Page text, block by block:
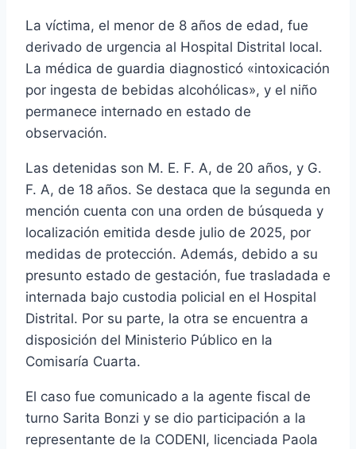
La víctima, el menor de 8 años de edad, fue
derivado de urgencia al Hospital Distrital local.
La médica de guardia diagnosticó «intoxicación
por ingesta de bebidas alcohólicas», y el niño
permanece internado en estado de
observación.
Las detenidas son M. E. F. A, de 20 años, y G.
F. A, de 18 años. Se destaca que la segunda en
mención cuenta con una orden de búsqueda y
localización emitida desde julio de 2025, por
medidas de protección. Además, debido a su
presunto estado de gestación, fue trasladada e
internada bajo custodia policial en el Hospital
Distrital. Por su parte, la otra se encuentra a
disposición del Ministerio Público en la
Comisaría Cuarta.
El caso fue comunicado a la agente fiscal de
turno Sarita Bonzi y se dio participación a la
representante de la CODENI, licenciada Paola